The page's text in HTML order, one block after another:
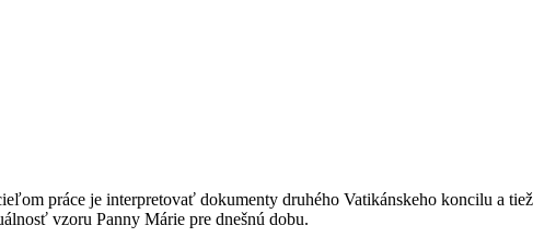
práce je interpretovať dokumenty druhého Vatikánskeho koncilu a tiež
vzoru Panny Márie pre dnešnú dobu.